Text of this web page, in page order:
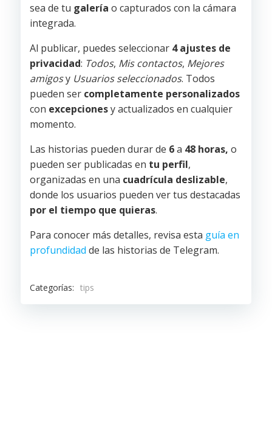
sea de tu galería o capturados con la cámara
integrada.
Al publicar, puedes seleccionar 4 ajustes de
privacidad: Todos, Mis contactos, Mejores
amigosy Usuarios seleccionados. Todos
pueden ser completamente personalizados
con excepcionesy actualizados en cualquier
momento.
Las historias pueden durar de 6a 48 horas, o
pueden ser publicadas en tu perfil,
organizadas en una cuadrícula deslizable,
donde los usuarios pueden ver tus destacadas
por el tiempo que quieras.
Para conocer más detalles, revisa esta guía en
profundidad de las historias de Telegram.
Categorías: tips